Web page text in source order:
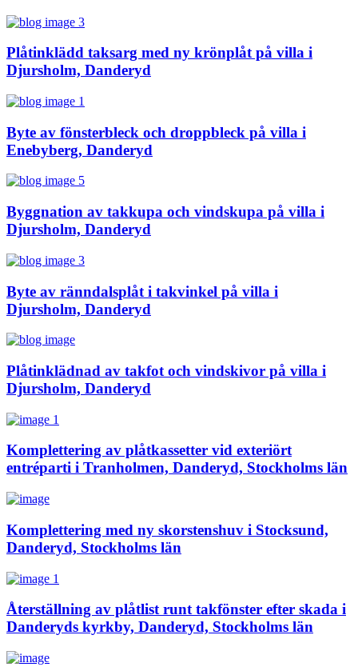
Plåtinklädd taksarg med ny krönplåt på villa i
Djursholm, Danderyd
Byte av fönsterbleck och droppbleck på villa i
Enebyberg, Danderyd
Byggnation av takkupa och vindskupa på villa i
Djursholm, Danderyd
Byte av ränndalsplåt i takvinkel på villa i
Djursholm, Danderyd
Plåtinklädnad av takfot och vindskivor på villa i
Djursholm, Danderyd
Komplettering av plåtkassetter vid exteriört
entréparti i Tranholmen, Danderyd, Stockholms län
Komplettering med ny skorstenshuv i Stocksund,
Danderyd, Stockholms län
Återställning av plåtlist runt takfönster efter skada i
Danderyds kyrkby, Danderyd, Stockholms län